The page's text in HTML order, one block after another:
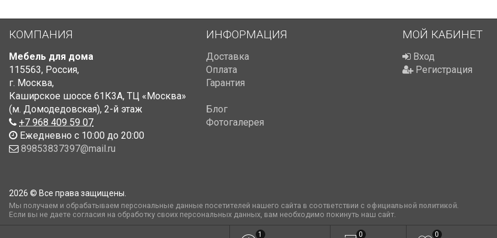
КОМПАНИЯ
Мебель для дома
115563, Россия,
г. Москва,
Каширское шоссе 61К3А, ТЦ «Москва»
(м. Домодедовская), 2-й этаж
+7 968 409 59 07
Ежедневно с 10:00 до 20:00
89853837397@mail.ru
ИНФОРМАЦИЯ
Доставка
Оплата
Гарантия
Блог
Фотогалерея
МОЙ КАБИНЕТ
Вход
Регистрация
2026 © Все права защищены.
Мы получаем и обрабатываем персональные данные посетителей нашего сайта в соответствии с официальной политикой.
Если вы не даете согласия на обработку своих персональных данных, вам необходимо покинуть наш сайт.
1 0 0